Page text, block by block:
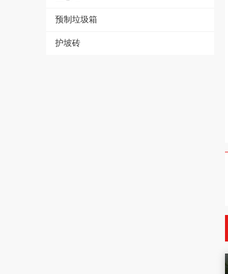
- 企口水泥管
- 彩砖150×300×80
- 彩砖150×300
- 各种水泥构件
预制垃圾箱
护坡砖